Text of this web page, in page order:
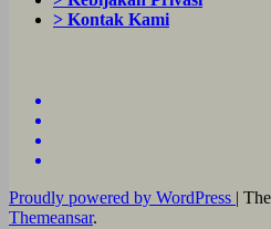
> Kontak Kami
Proudly powered by WordPress |
Themeansar.